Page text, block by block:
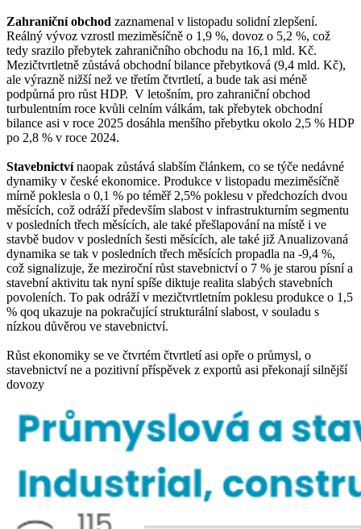
Zahraniční obchod zaznamenal v listopadu solidní zlepšení.
Reálný vývoz vzrostl meziměsíčně o 1,9 %, dovoz o 5,2 %, což
tedy srazilo přebytek zahraničního obchodu na 16,1 mld. Kč.
Mezičtvrtletně zůstává obchodní bilance přebytková (9,4 mld. Kč),
ale výrazně nižší než ve třetím čtvrtletí, a bude tak asi méně
podpůrná pro růst HDP. V letošním, pro zahraniční obchod
turbulentním roce kvůli celním válkám, tak přebytek obchodní
bilance asi v roce 2025 dosáhla menšího přebytku okolo 2,5 % HDP
po 2,8 % v roce 2024.
Stavebnictvínaopak zůstává slabším článkem, co se týče nedávné
dynamiky v české ekonomice. Produkce v listopadu meziměsíčně
mírně poklesla o 0,1 % po téměř 2,5% poklesu v předchozích dvou
měsících, což odráží především slabost v infrastrukturním segmentu
v posledních třech měsících, ale také přešlapování na místě i ve
stavbě budov v posledních šesti měsících, ale také již Anualizovaná
dynamika se tak v posledních třech měsících propadla na -9,4 %,
což signalizuje, že meziroční růst stavebnictví o 7 % je starou písní a
stavební aktivitu tak nyní spíše diktuje realita slabých stavebních
povoleních. To pak odráží v mezičtvrtletním poklesu produkce o 1,5
% qoq ukazuje na pokračující strukturální slabost, v souladu s
nízkou důvěrou ve stavebnictví.
Růst ekonomiky se ve čtvrtém čtvrtletí asi opře o průmysl, o
stavebnictví ne a pozitivní příspěvek z exportů asi překonají silnější
dovozy